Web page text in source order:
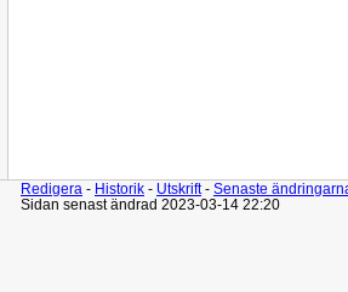
Redigera - Historik - Utskrift- Senaste
Sidan senast ändrad 2023-03-14 22:20